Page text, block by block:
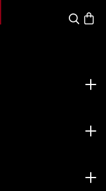
Suche